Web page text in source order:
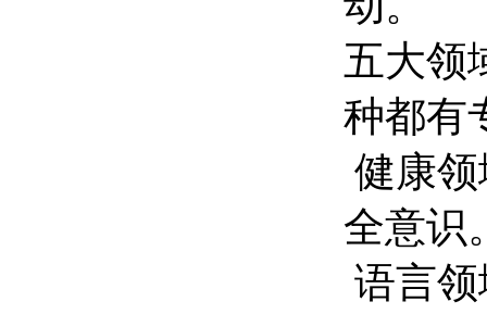
五大领
种都有
健康
全意识
语言